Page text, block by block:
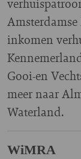
inkomen
Gooi-en
meer naar
Waterland.
WiMRA